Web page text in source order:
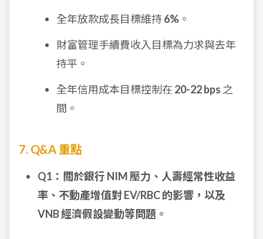
全年放款成長目標維持6% 。
財富管理手續費收入目標為力求與去年
持平。
全年信用成本目標控制在 20-22 bps 之
間。
7. Q&A 重點
Q1：關於銀行 NIM 壓力、人壽經常性收益
率、不動產增值對 EV/RBC 的影響，以及
VNB 經濟假設變動等問題。